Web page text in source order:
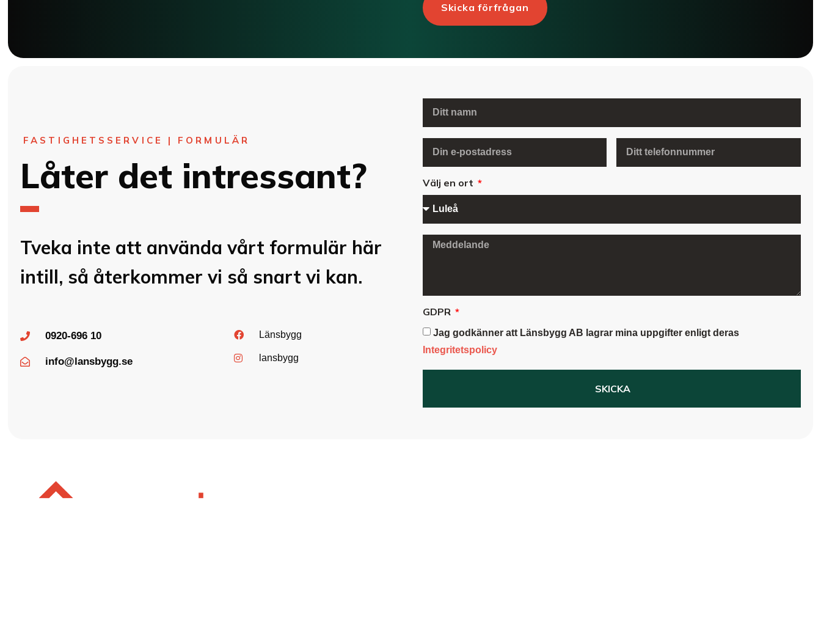
Skicka förfrågan
FASTIGHETSSERVICE | FORMULÄR
Låter det intressant?
Tveka inte att använda vårt formulär här
intill, så återkommer vi så snart vi kan.
0920-696 10
info@lansbygg.se
Länsbygg
lansbygg
Välj en ort
GDPR
Jag godkänner att Länsbygg AB lagrar mina uppgifter enligt deras
Integritetspolicy
SKICKA